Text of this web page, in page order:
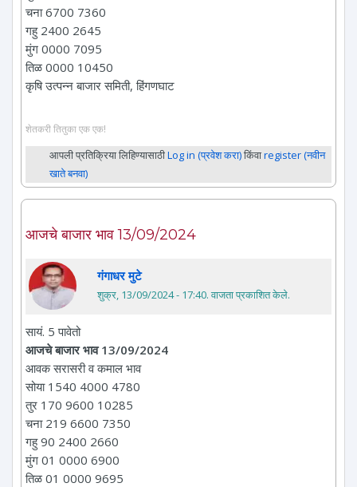
चना 6700 7360
गहु 2400 2645
मुंग 0000 7095
तिळ 0000 10450
कृषि उत्पन्न बाजार समिती, हिंगणघाट
शेतकरी तितुका एक एक!
आपली प्रतिक्रिया लिहिण्यासाठीLog in (प्रवेश करा)किंवाregister (नवीन
खाते बनवा)
आजचे बाजार भाव 13/09/2024
गंगाधर मुटे
शुक्र, 13/09/2024 - 17:40. वाजता प्रकाशित केले.
सायं. 5 पावेतो
आजचे बाजार भाव 13/09/2024
आवक सरासरी व कमाल भाव
सोया 1540 4000 4780
तुर 170 9600 10285
चना 219 6600 7350
गहु 90 2400 2660
मुंग 01 0000 6900
तिळ 01 0000 9695